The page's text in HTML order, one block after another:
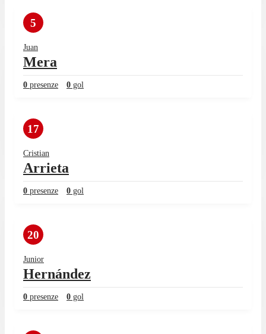
5
Juan
Mera
0 presenze 0 gol
17
Cristian
Arrieta
0 presenze 0 gol
20
Junior
Hernández
0 presenze 0 gol